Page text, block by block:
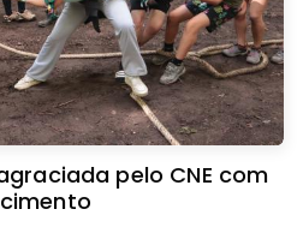
pelo CNE com